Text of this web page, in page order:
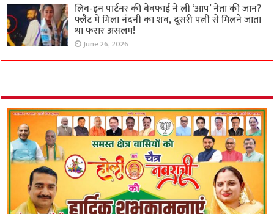
लिव-इन पार्टनर की बेवफाई ने ली ‘आप’ नेता की जान?
फ्लैट में मिला नंदनी का शव, दूसरी पत्नी से मिलने जाता
था फरार असलम!
June 26, 2026